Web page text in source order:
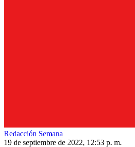
Redacción Semana
19 de septiembre de 2022, 12:53 p. m.